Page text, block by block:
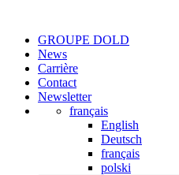
GROUPE DOLD
News
Carrière
Contact
Newsletter
français
English
Deutsch
français
polski